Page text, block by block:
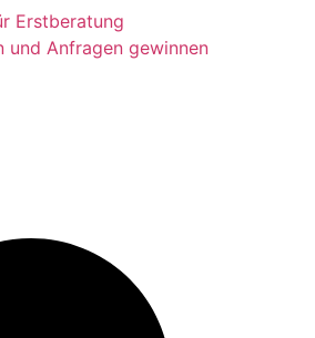
Erstberatung
und Anfragen gewinnen